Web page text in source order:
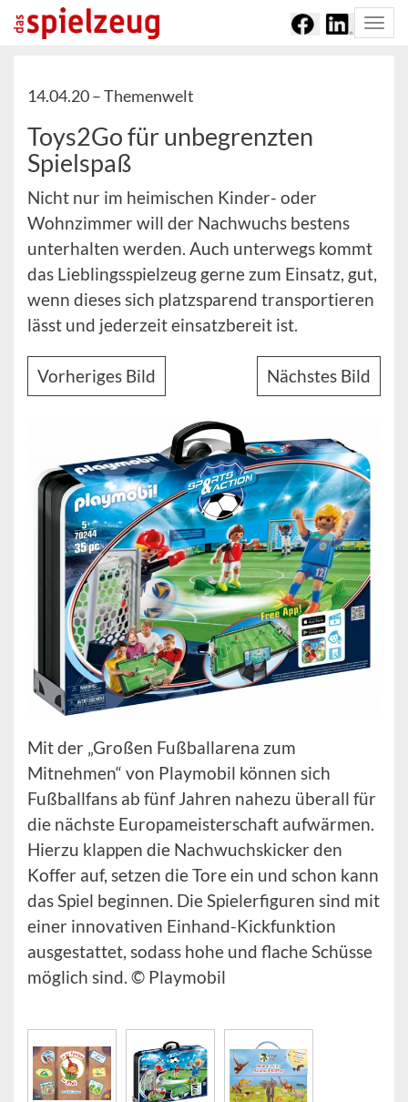
14.04.20 –Themenwelt
Toys2Go für unbegrenzten
Spielspaß
Nicht nur im heimischen Kinder- oder
Wohnzimmer will der Nachwuchs bestens
unterhalten werden. Auch unterwegs kommt
das Lieblingsspielzeug gerne zum Einsatz, gut,
wenn dieses sich platzsparend transportieren
lässt und jederzeit einsatzbereit ist.
Vorheriges Bild Nächstes Bild
Mit der „Großen Fußballarena zum
Mitnehmen“ von Playmobil können sich
Fußballfans ab fünf Jahren nahezu überall für
die nächste Europameisterschaft aufwärmen.
Hierzu klappen die Nachwuchskicker den
Koffer auf, setzen die Tore ein und schon kann
das Spiel beginnen. Die Spielerfiguren sind mit
einer innovativen Einhand-Kickfunktion
ausgestattet, sodass hohe und flache Schüsse
möglich sind. © Playmobil